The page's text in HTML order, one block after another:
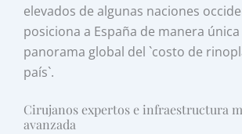
elevados de algunas naciones
posiciona a España de manera única
panorama global del `costo de
país`.
Cirujanos expertos e infraestructura
avanzada